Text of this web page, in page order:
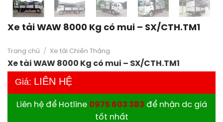
Xe tải WAW 8000 Kg có mui – SX/CTH.TM1
Trang chủ / Xe tải Chiến Thắng
Xe tải WAW 8000 Kg có mui – SX/CTH.TM1
Giá: LIÊN HỆ
Liên hệ để Hotline 0975 603 383 để nhận dc giá
tốt nhất